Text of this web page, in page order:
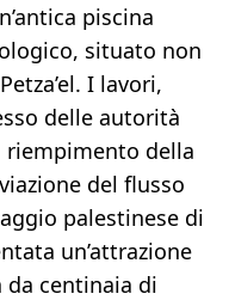
piscina
situato non
I lavori,
delle autorità
della
del flusso
palestinese di
un’attrazione
centinaia di